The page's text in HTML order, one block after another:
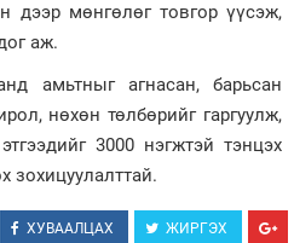
дээр мөнгөлөг товгор үүсэж,
аж.
амьтныг агнасан, барьсан
нөхөн төлбөрийг гаргуулж,
3000 нэгжтэй тэнцэх
зохицуулалттай.
ХУВААЛЦАХ ЖИРГЭХ